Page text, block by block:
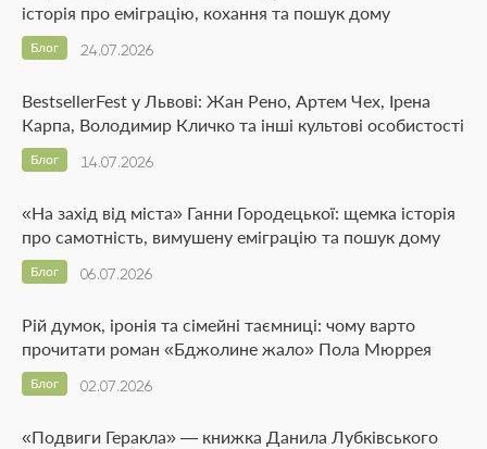
історія про еміграцію, кохання та пошук дому
24.07.2026
Блог
BestsellerFest у Львові: Жан Рено, Артем Чех, Ірена
Карпа, Володимир Кличко та інші культові особистості
14.07.2026
Блог
«На захід від міста» Ганни Городецької: щемка історія
про самотність, вимушену еміграцію та пошук дому
06.07.2026
Блог
Рій думок, іронія та сімейні таємниці: чому варто
прочитати роман «Бджолине жало» Пола Мюррея
02.07.2026
Блог
«Подвиги Геракла» — книжка Данила Лубківського